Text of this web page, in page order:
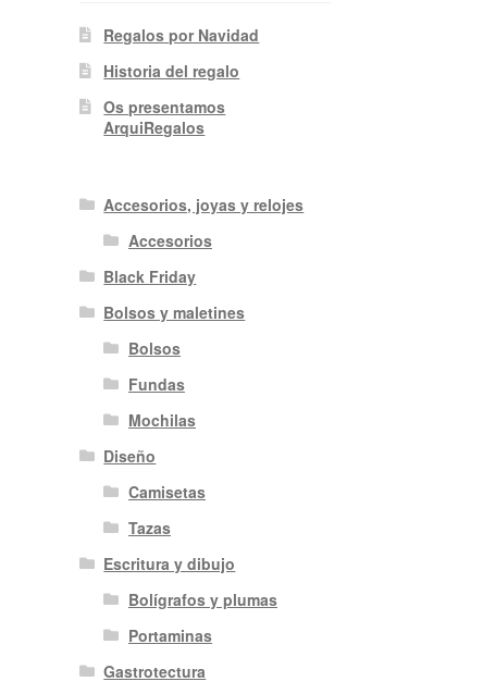
Regalos por Navidad
Historia del regalo
Os presentamos
ArquiRegalos
Accesorios, joyas y relojes
Accesorios
Black Friday
Bolsos y maletines
Bolsos
Fundas
Mochilas
Diseño
Camisetas
Tazas
Escritura y dibujo
Bolígrafos y plumas
Portaminas
Gastrotectura